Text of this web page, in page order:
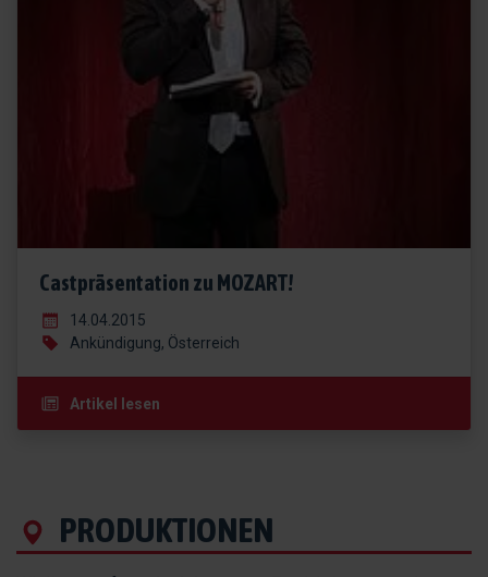
Castpräsentation zu MOZART!
14.04.2015
Ankündigung, Österreich
Artikel lesen
PRODUKTIONEN